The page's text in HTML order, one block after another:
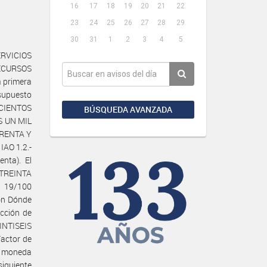
16
17 18 19 20 21
22
23
24 25 26 27 28
29
30
31 1 2 3 4 5
BÚSQUEDA AVANZADA
de terminación final sin salvedades. Donde dice: IAO 5.5 (g) El monto mínimo de activos líquidos y/o de acceso a créditos libres de otros compromisos contractuales del Oferente y excluyendo cualquier anticipo que pudiera recibir bajo el Contrato deberá ser de (2 x P.O / Plazo) = PESOS ARGENTINOS DOSCIENTOS QUINCE MILLONES ($ 215.000.000.-) Debe decir: IAO 5.5 (g) El monto mínimo de activos líquidos y/o de acceso a créditos libres de otros compromisos contractuales del Oferente y excluyendo cualquier anticipo que pudiera recibir bajo el Contrato deberá ser de (2 x P.O / Plazo) = PESOS ARGENTINOS TRESCIENTOS VEINTIDOS MILLONES TRESCIENTOS TREINTA Y SIETE MIL SEISCIENTOS OCHENTA Y UNO ($ 322.337.681.-) 3. Garantía de la oferta Donde dice: IAO 17.2 El monto de la Garantía de la Oferta es: PESOS ARGENTINOS TRECE MILLONES ($ 13.000.000.-) Debe de